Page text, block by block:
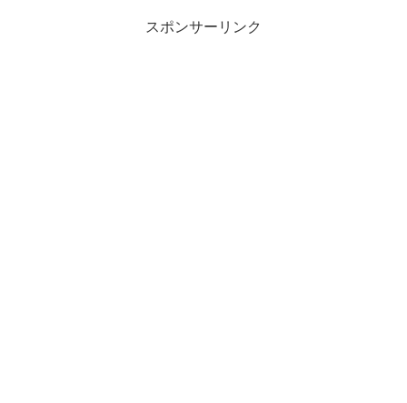
スポンサーリンク